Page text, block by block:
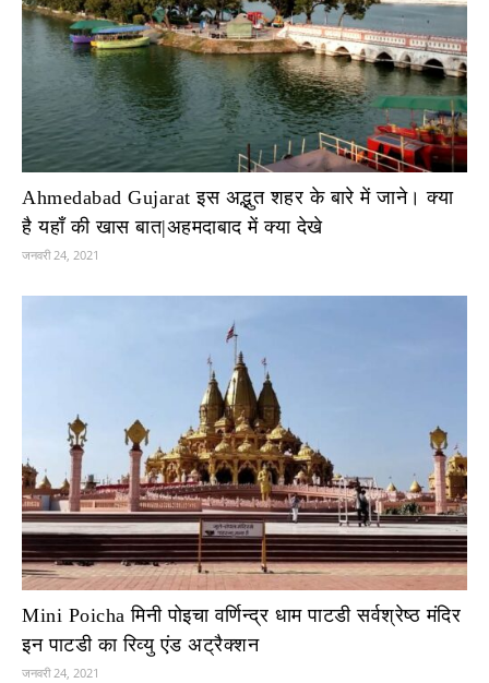
Ahmedabad Gujarat इस अद्भुत शहर के बारे में जाने। क्या
है यहाँ की खास बात|अहमदाबाद में क्या देखे
जनवरी 24, 2021
Mini Poicha मिनी पोइचा वर्णिन्द्र धाम पाटडी सर्वश्रेष्ठ मंदिर
इन पाटडी का रिव्यु एंड अट्रैक्शन
जनवरी 24, 2021